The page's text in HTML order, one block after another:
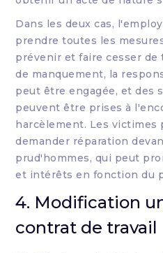
Dans les deux cas,
prendre toutes les
prévenir et faire cesser de
de manquement, la
peut être engagée, et des
peuvent être prises à
harcèlement. Les victimes
demander réparation
prud'hommes, qui peut
et intérêts en fonction du
4. Modification
contrat de travail